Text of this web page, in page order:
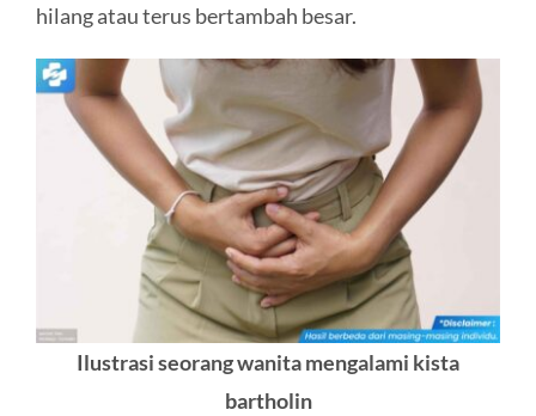
hilang atau terus bertambah besar.
Ilustrasi seorang wanita mengalami kista
bartholin